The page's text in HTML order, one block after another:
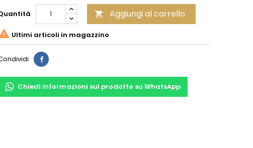
 Aggiungi al carrello
Ultimi articoli in magazzino
Condividi
Chiedi informazioni sul prodotto su WhatsApp